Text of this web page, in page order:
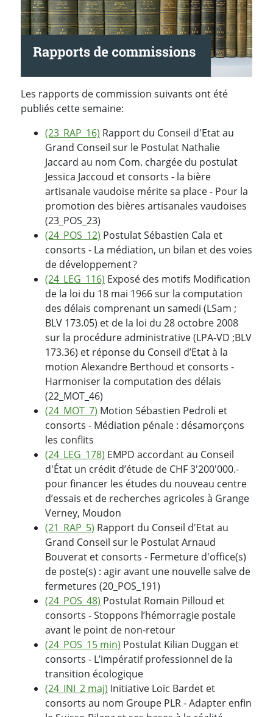
Les rapports de commission suivants ont été
publiés cette semaine:
(23_RAP_16) Rapport du Conseil d'Etat au
Grand Conseil sur le Postulat Nathalie
Jaccard au nom Com. chargée du postulat
Jessica Jaccoud et consorts - la bière
artisanale vaudoise mérite sa place - Pour la
promotion des bières artisanales vaudoises
(23_POS_23)
(24_POS_12) Postulat Sébastien Cala et
consorts - La médiation, un bilan et des voies
de développement ?
(24_LEG_116) Exposé des motifs Modification
de la loi du 18 mai 1966 sur la computation
des délais comprenant un samedi (LSam ;
BLV 173.05) et de la loi du 28 octobre 2008
sur la procédure administrative (LPA-VD ;BLV
173.36) et réponse du Conseil d’Etat à la
motion Alexandre Berthoud et consorts -
Harmoniser la computation des délais
(22_MOT_46)
(24_MOT_7) Motion Sébastien Pedroli et
consorts - Médiation pénale : désamorçons
les conflits
(24_LEG_178) EMPD accordant au Conseil
d'État un crédit d’étude de CHF 3'200'000.-
pour financer les études du nouveau centre
d’essais et de recherches agricoles à Grange
Verney, Moudon
(21_RAP_5) Rapport du Conseil d'Etat au
Grand Conseil sur le Postulat Arnaud
Bouverat et consorts - Fermeture d'office(s)
de poste(s) : agir avant une nouvelle salve de
fermetures (20_POS_191)
(24_POS_48) Postulat Romain Pilloud et
consorts - Stoppons l’hémorragie postale
avant le point de non-retour
(24_POS_15 min) Postulat Kilian Duggan et
consorts - L’impératif professionnel de la
transition écologique
(24_INI_2 maj) Initiative Loïc Bardet et
consorts au nom Groupe PLR - Adapter enfin